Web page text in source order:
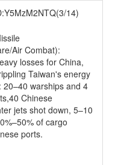
14)
Air Combat):
losses for China,
Taiwan's energy
warships and 4
Chinese
jets shot down, 5–10
of cargo
ports.